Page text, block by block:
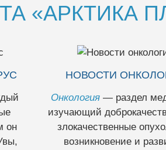
«АРКТИКА
и
их
ПАНАЦЕЯ —
Сверхзадача: испытать
действие лекарственной
(Panax ginseng по
фитоцарства —